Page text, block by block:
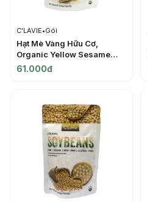
C'LAVIE•Gói
Hạt Mè Vàng Hữu Cơ,
Organic Yellow Sesame
Seeds, 7.05 oz (200g) -
61.000đ